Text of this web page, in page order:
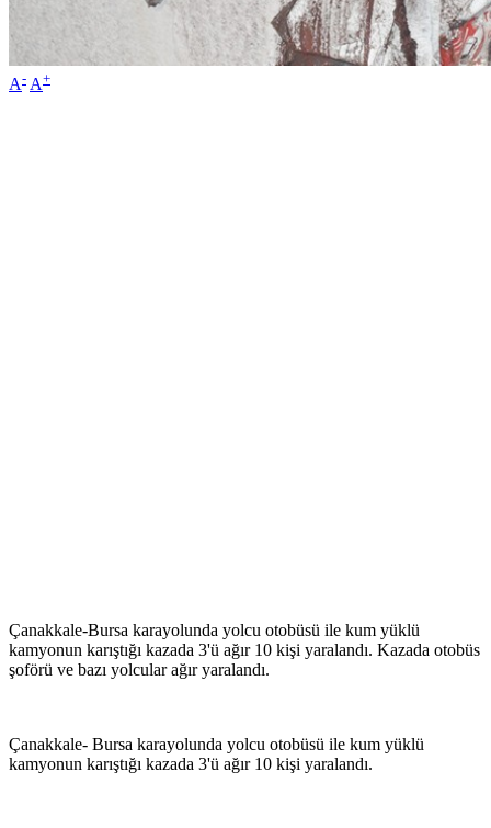
A- A+
Çanakkale-Bursa karayolunda yolcu otobüsü ile kum yüklü
kamyonun karıştığı kazada 3'ü ağır 10 kişi yaralandı. Kazada otobüs
şoförü ve bazı yolcular ağır yaralandı.
Çanakkale- Bursa karayolunda yolcu otobüsü ile kum yüklü
kamyonun karıştığı kazada 3'ü ağır 10 kişi yaralandı.